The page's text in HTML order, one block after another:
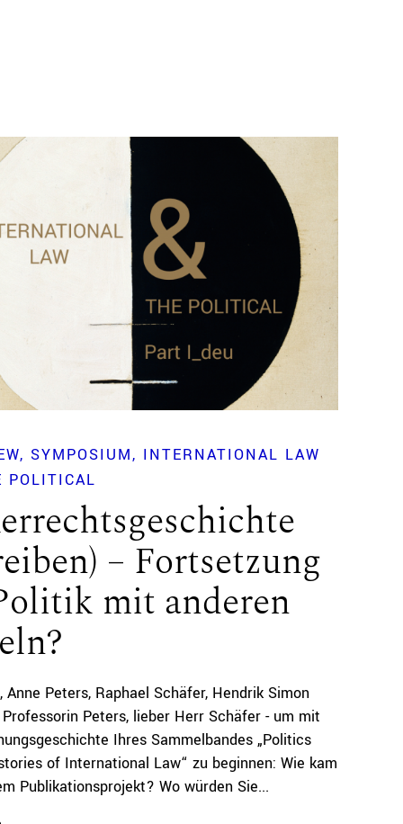
SYMPOSIUM
INTERNATIONAL LAW
POLITICAL
– Fortsetzung
mit anderen
Anne Peters Raphael Schäfer Hendrik Simon
Peters, lieber Herr Schäfer - um mit
Ihres Sammelbandes „Politics
of International Law“ zu beginnen: Wie kam
Publikationsprojekt? Wo würden Sie...